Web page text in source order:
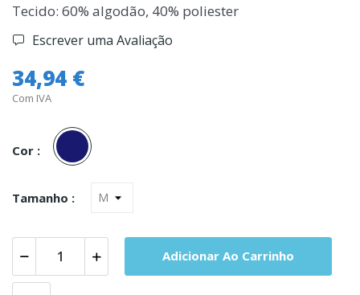
Tecido: 60% algodão, 40% poliester
Escrever uma Avaliação
34,94 €
Com IVA
Cor :
Marinho
Tamanho :
Adicionar Ao Carrinho